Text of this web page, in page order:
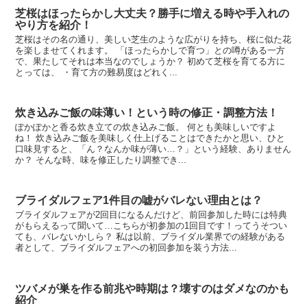
芝桜はほったらかし大丈夫？勝手に増える時や手入れの
やり方を紹介！
芝桜はその名の通り、美しい芝生のような広がりを持ち、桜に似た花
を楽しませてくれます。 「ほったらかしで育つ」との噂がある一方
で、果たしてそれは本当なのでしょうか？ 初めて芝桜を育てる方に
とっては、 ・育て方の難易度はどれく...
炊き込みご飯の味薄い！という時の修正・調整方法！
ぽかぽかと香る炊き立ての炊き込みご飯。 何とも美味しいですよ
ね！ 炊き込みご飯を美味しく仕上げることはできたかと思い、ひと
口味見すると、「ん？なんか味が薄い…？」という経験、ありません
か？ そんな時、味を修正したり調整でき...
ブライダルフェア1件目の嘘がバレない理由とは？
ブライダルフェアが2回目になるんだけど、前回参加した時には特典
がもらえるって聞いて…こちらが初参加の1回目です！ってうそつい
ても、バレないかしら？ 私は以前、ブライダル業界での経験がある
者として、ブライダルフェアへの初回参加を装う方法...
ツバメが巣を作る前兆や時期は？壊すのはダメなのかも
紹介